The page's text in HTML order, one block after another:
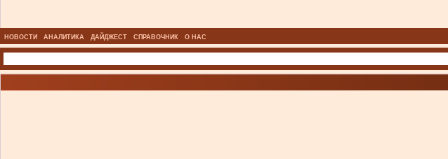
НОВОСТИ АНАЛИТИКА ДАЙДЖЕСТ СПРАВОЧНИК О НАС